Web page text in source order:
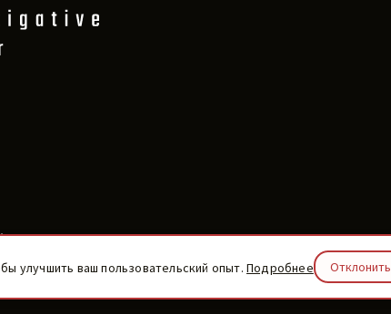
центр
улучшить ваш пользовательский опыт.Подробнее Отклонить